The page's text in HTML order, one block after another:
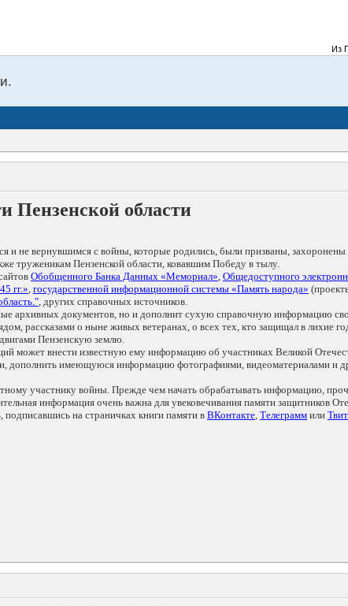
Из
Пензенской области
и не вернувшимся с войны, которые родились, были призваны, захоронены
труженикам Пензенской области, ковавшим Победу в тылу.
Обобщенного Банка Данных «Мемориал», Общедоступного
гг.», государственной информационной системы «Память народа»
, других справочных источников.
архивных документов, но и дополнит сухую справочную информацию
рассказами о ныне живых ветеранах, о всех тех, кто защищал в лихие
Пензенскую землю.
может внести известную ему информацию об участниках Великой
дополнить имеющуюся информацию фотографиями, видеоматериалами и
участнику войны. Прежде чем начать обрабатывать информацию,
информация очень важна для увековечивания памяти защитников
на страничках книги памяти в ВКонтакте, Телеграмм или